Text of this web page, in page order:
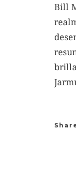
Bill